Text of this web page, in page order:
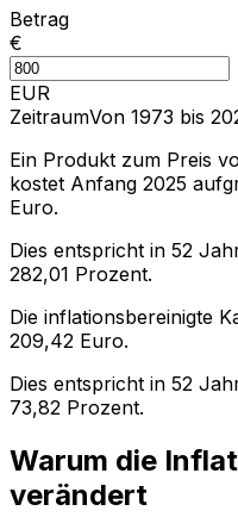
Betrag
€
EUR
ZeitraumVon 1973 bis
Ein Produkt zum Preis
kostet Anfang 2025
Euro.
Dies entspricht in 52
282,01 Prozent.
Die inflationsbereinigte
209,42 Euro.
Dies entspricht in 52
73,82 Prozent.
Warum die
verändert